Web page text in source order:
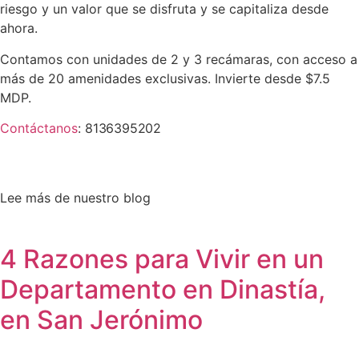
riesgo y un valor que se disfruta y se capitaliza desde
ahora.
Contamos con unidades de 2 y 3 recámaras, con acceso a
más de 20 amenidades exclusivas. Invierte desde $7.5
MDP.
Contáctanos: 8136395202
Lee más de nuestro blog
4 Razones para Vivir en un
Departamento en Dinastía,
en San Jerónimo